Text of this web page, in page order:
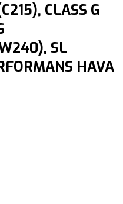
CLASS G
SL
HAVA